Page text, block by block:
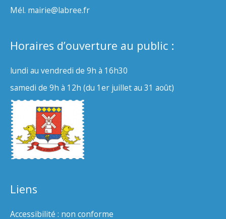
Mél. mairie@labree.fr
Horaires d’ouverture au public :
lundi au vendredi de 9h à 16h30
samedi de 9h à 12h (du 1er juillet au 31 août)
Liens
Accessibilité : non conforme